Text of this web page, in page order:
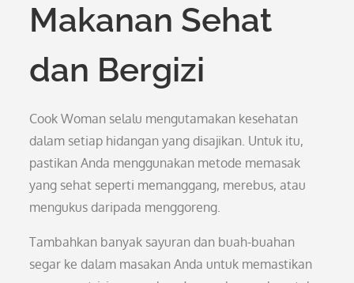
Makanan Sehat
dan Bergizi
Cook Woman selalu mengutamakan kesehatan
dalam setiap hidangan yang disajikan. Untuk itu,
pastikan Anda menggunakan metode memasak
yang sehat seperti memanggang, merebus, atau
mengukus daripada menggoreng.
Tambahkan banyak sayuran dan buah-buahan
segar ke dalam masakan Anda untuk memastikan